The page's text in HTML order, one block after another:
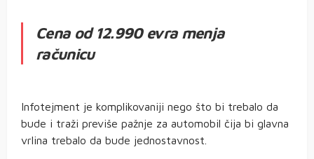
Cena od 12.990 evra menja
računicu
Infotejment je komplikovaniji nego što bi trebalo da
bude i traži previše pažnje za automobil čija bi glavna
vrlina trebalo da bude jednostavnost.